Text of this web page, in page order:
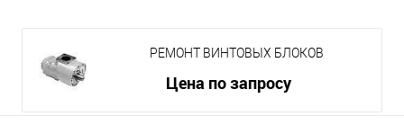
РЕМОНТ ВИНТОВЫХ БЛОКОВ
Цена по запросу